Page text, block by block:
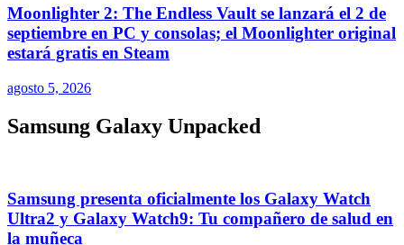
Moonlighter 2: The Endless Vault se lanzará el 2 de
septiembre en PC y consolas; el Moonlighter original
estará gratis en Steam
agosto 5, 2026
Samsung Galaxy Unpacked
Samsung presenta oficialmente los Galaxy Watch
Ultra2 y Galaxy Watch9: Tu compañero de salud en
la muñeca